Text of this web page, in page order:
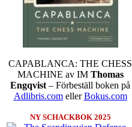
CAPABLANCA: THE CHESS
MACHINE av IM Thomas
Engqvist – Förbeställ boken på
Adlibris.comellerBokus.com
NY SCHACKBOK 2025